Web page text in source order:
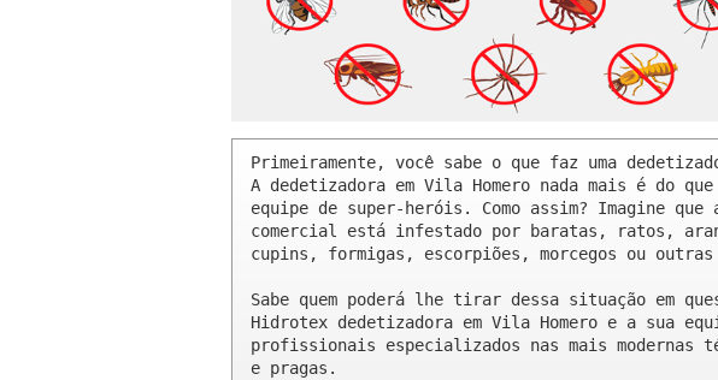
Primeiramente, você sabe o que faz uma
A dedetizadora em Vila Homero nada mais é do que
equipe de super-heróis. Como assim? Imagine
comercial está infestado por baratas, ratos,
cupins, formigas, escorpiões, morcegos ou outras
Sabe quem poderá lhe tirar dessa situação em
Hidrotex dedetizadora em Vila Homero e a sua
profissionais especializados nas mais modernas
e pragas.